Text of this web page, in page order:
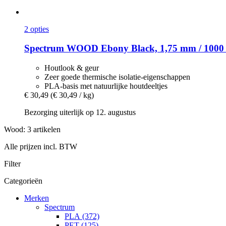
2 opties
Spectrum WOOD Ebony Black, 1,75 mm / 1000
Houtlook & geur
Zeer goede thermische isolatie-eigenschappen
PLA-basis met natuurlijke houtdeeltjes
€ 30,49 (€ 30,49 / kg)
Bezorging uiterlijk op 12. augustus
Wood: 3 artikelen
Alle prijzen incl. BTW
Filter
Categorieën
Merken
Spectrum
PLA (372)